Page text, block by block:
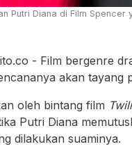
Putri Diana di Film
- Film bergenre
akan tayang
oleh bintang film
Putri Diana
dilakukan suaminya.